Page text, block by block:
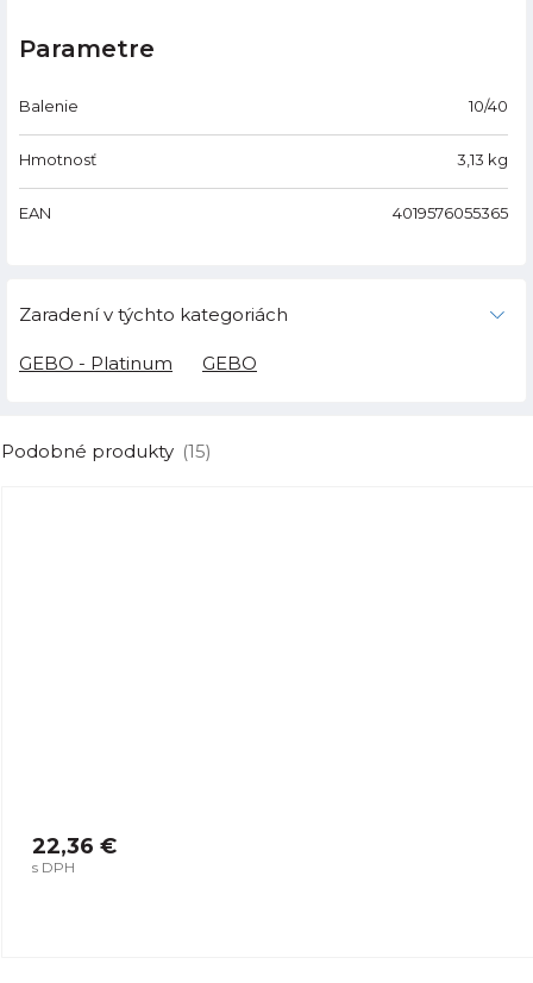
Parametre
Balenie 10/40
Hmotnosť 3,13 kg
EAN 4019576055365
Zaradení v týchto kategoriách
GEBO - Platinum GEBO
Podobné produkty (15)
22,36 €
s DPH